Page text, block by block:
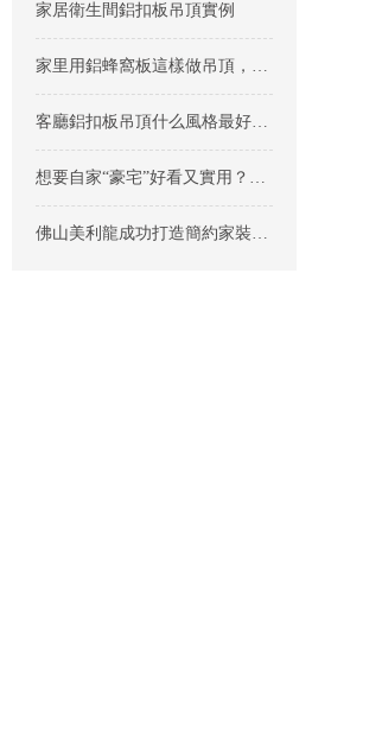
家居衛生間鋁扣板吊頂實例
家里用鋁蜂窩板這樣做吊頂，沒想到效果竟然這么好！
客廳鋁扣板吊頂什么風格最好看，你知道嗎？
想要自家“豪宅”好看又實用？先來看看這些客廳吊頂效果圖怎么裝
佛山美利龍成功打造簡約家裝新風尚